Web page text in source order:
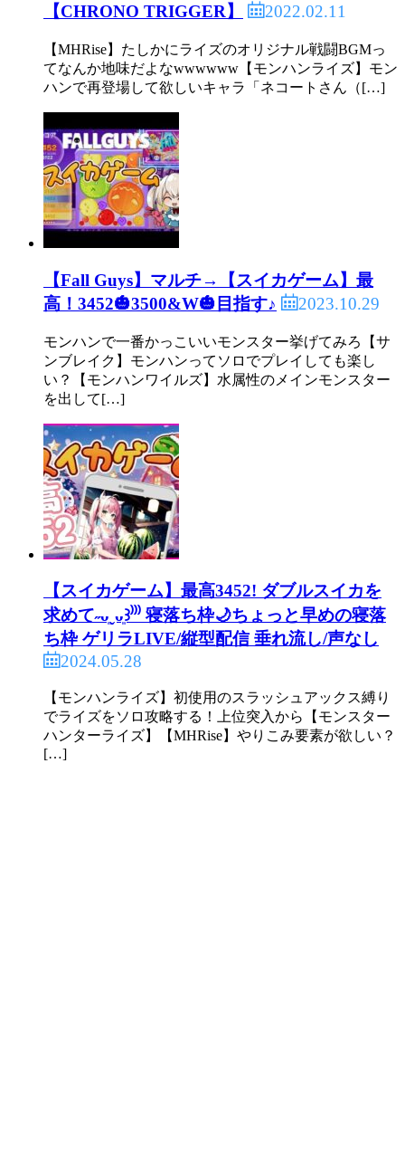
【CHRONO TRIGGER】
2022.02.11
【MHRise】たしかにライズのオリジナル戦闘BGMっ
てなんか地味だよなwwwwww【モンハンライズ】モン
ハンで再登場して欲しいキャラ「ネコートさん（[…]
【Fall Guys】マルチ→【スイカゲーム】最
高！3452🎃3500&W🎃目指す♪
2023.10.29
モンハンで一番かっこいいモンスター挙げてみろ【サ
ンブレイク】モンハンってソロでプレイしても楽し
い？【モンハンワイルズ】水属性のメインモンスター
を出して[…]
【スイカゲーム】最高3452! ダブルスイカを
求めて˶ᴗ͈ˬᴗ͈꒱⁾⁾⁾ 寝落ち枠🌙ちょっと早めの寝落
ち枠 ゲリラLIVE/縦型配信 垂れ流し/声なし
2024.05.28
【モンハンライズ】初使用のスラッシュアックス縛り
でライズをソロ攻略する！上位突入から【モンスター
ハンターライズ】【MHRise】やりこみ要素が欲しい？
[…]